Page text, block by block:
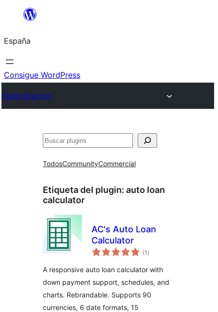
Saltar
contenido
España
Consigue WordPress
Plugin Directory
Buscar
TodosCommunityCommercial
Etiqueta del plugin: auto loan
calculator
AC's Auto Loan
Calculator
(1 valoraciones
en
)
A responsive auto loan calculator with
down payment support, schedules, and
charts. Rebrandable. Supports 90
currencies, 6 date formats, 15